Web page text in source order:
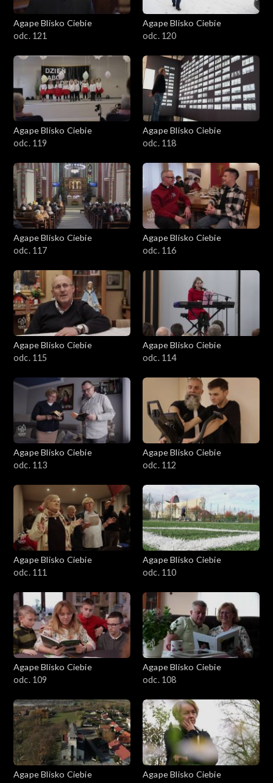
Agape Blisko Ciebie
odc. 121
Agape Blisko Ciebie
odc. 120
Agape Blisko Ciebie
odc. 119
Agape Blisko Ciebie
odc. 118
Agape Blisko Ciebie
odc. 117
Agape Blisko Ciebie
odc. 116
Agape Blisko Ciebie
odc. 115
Agape Blisko Ciebie
odc. 114
Agape Blisko Ciebie
odc. 113
Agape Blisko Ciebie
odc. 112
Agape Blisko Ciebie
odc. 111
Agape Blisko Ciebie
odc. 110
Agape Blisko Ciebie
odc. 109
Agape Blisko Ciebie
odc. 108
Agape Blisko Ciebie
Agape Blisko Ciebie